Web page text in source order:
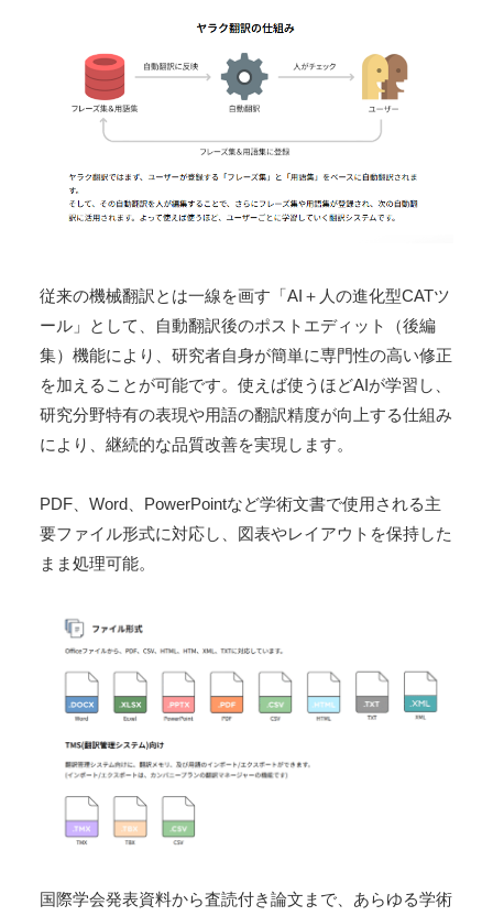
従来の機械翻訳とは一線を画す「AI＋人の進化型CATツ
ール」として、自動翻訳後のポストエディット（後編
集）機能により、研究者自身が簡単に専門性の高い修正
を加えることが可能です。使えば使うほどAIが学習し、
研究分野特有の表現や用語の翻訳精度が向上する仕組み
により、継続的な品質改善を実現します。
PDF、Word、PowerPointなど学術文書で使用される主
要ファイル形式に対応し、図表やレイアウトを保持した
まま処理可能。
国際学会発表資料から査読付き論文まで、あらゆる学術